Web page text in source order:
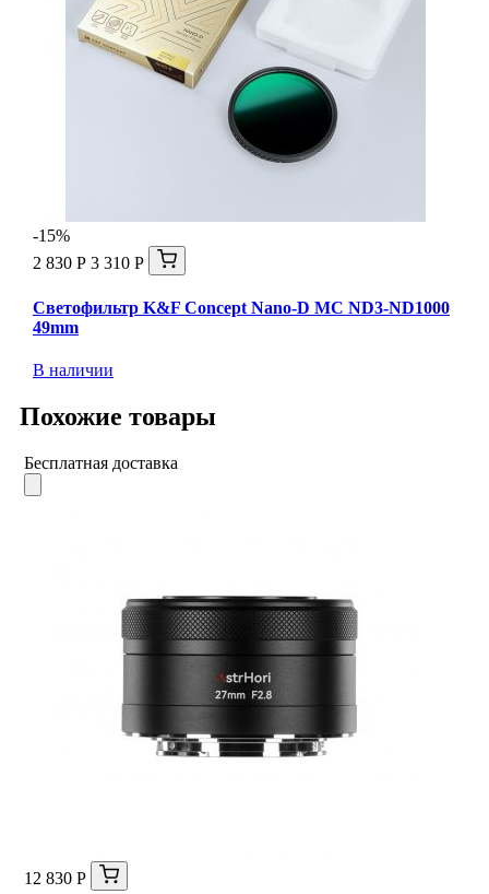
-15%
2 830 Р 3 310 Р
Светофильтр K&F Concept Nano-D MC ND3-ND1000
49mm
В наличии
Похожие товары
Бесплатная доставка
12 830 Р